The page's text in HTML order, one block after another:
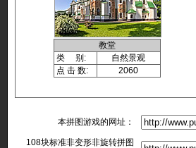
教堂
类 别:
自然景观
点 击 数:
2060
本拼图游戏的网址：
108块标准非变形非旋转拼图